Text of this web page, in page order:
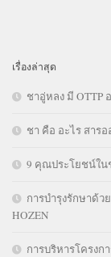
เรื่องล่าสุด
ชาอู่หลง มี
ชา คือ อะไร สาร
9 คุณประโยชน์ใ
การบำรุงรักษาด้ว
HOZEN
การบริหารโครงก